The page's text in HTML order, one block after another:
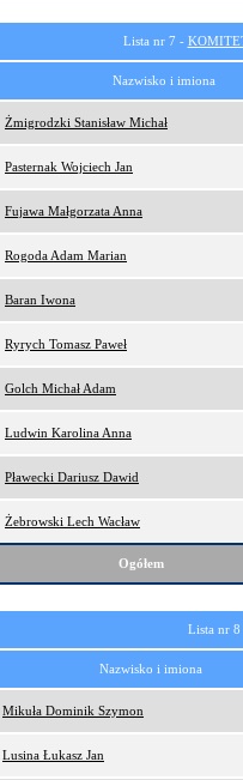
Lista nr 7 -
Nazwisko i imiona
Żmigrodzki Stanisław Michał
Pasternak Wojciech Jan
Fujawa Małgorzata Anna
Rogoda Adam Marian
Baran Iwona
Ryrych Tomasz Paweł
Golch Michał Adam
Ludwin Karolina Anna
Pławecki Dariusz Dawid
Żebrowski Lech Wacław
Ogółem
Lista nr
Nazwisko i imiona
Mikuła Dominik Szymon
Lusina Łukasz Jan